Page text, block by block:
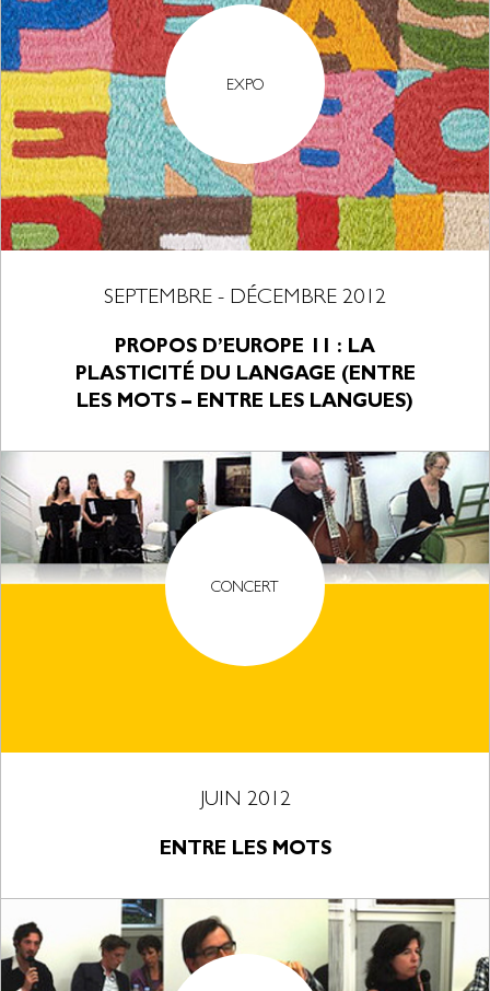
EXPO
SEPTEMBRE - DÉCEMBRE 2012
PROPOS D’EUROPE 11 : LA
PLASTICITÉ DU LANGAGE (ENTRE
LES MOTS – ENTRE LES LANGUES)
CONCERT
JUIN 2012
ENTRE LES MOTS